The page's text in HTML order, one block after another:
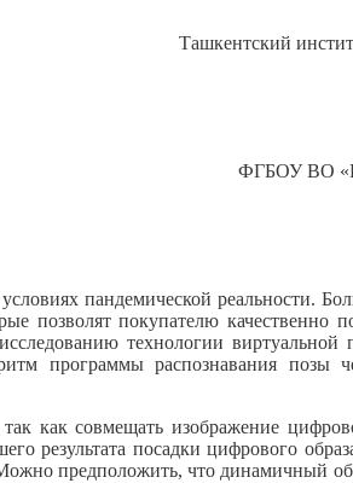
Ташкентский
ФГБОУ ВО
пандемической реальности.
позволят покупателю качественно
технологии
программы распознавания позы
как совмещать изображение
результата посадки цифрового
предположить, что динамичный